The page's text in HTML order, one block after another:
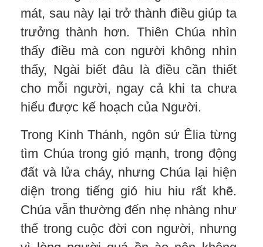
mát, sau này lại trở thành điều giúp ta
trưởng thành hơn. Thiên Chúa nhìn
thấy điều mà con người không nhìn
thấy, Ngài biết đâu là điều cần thiết
cho mỗi người, ngay cả khi ta chưa
hiểu được kế hoạch của Người.
Trong Kinh Thánh, ngôn sứ Êlia từng
tìm Chúa trong gió mạnh, trong động
đất và lửa cháy, nhưng Chúa lại hiện
diện trong tiếng gió hiu hiu rất khẽ.
Chúa vẫn thường đến nhẹ nhàng như
thế trong cuộc đời con người, nhưng